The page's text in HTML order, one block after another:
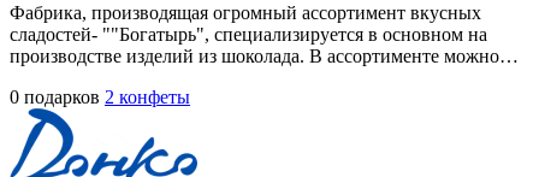
Фабрика, производящая огромный ассортимент вкусных
сладостей- ""Богатырь", специализируется в основном на
производстве изделий из шоколада. В ассортименте можно…
0 подарков 2 конфеты